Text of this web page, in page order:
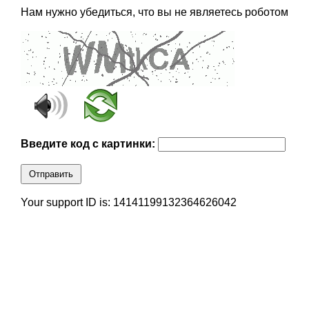
Нам нужно убедиться, что вы не являетесь роботом
Введите код с картинки:
Отправить
Your support ID is: 14141199132364626042